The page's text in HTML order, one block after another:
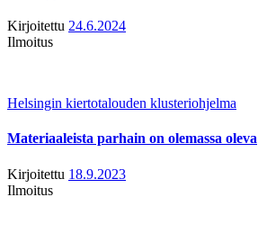
Kirjoitettu 24.6.2024
Ilmoitus
Helsingin kiertotalouden klusteriohjelma
Materiaaleista parhain on olemassa oleva
Kirjoitettu 18.9.2023
Ilmoitus